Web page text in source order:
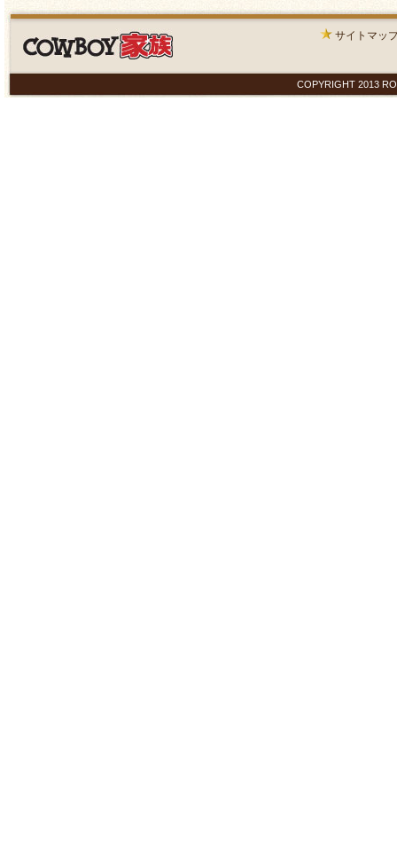
サイトマッ
COPYRIGHT 2013